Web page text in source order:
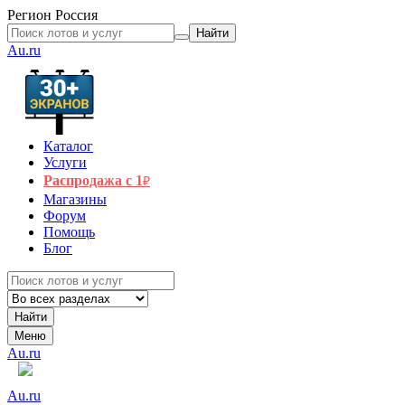
Регион Россия
Найти
Au.ru
Каталог
Услуги
Распродажа с 1₽
Магазины
Форум
Помощь
Блог
Найти
Меню
Au.ru
Au.ru